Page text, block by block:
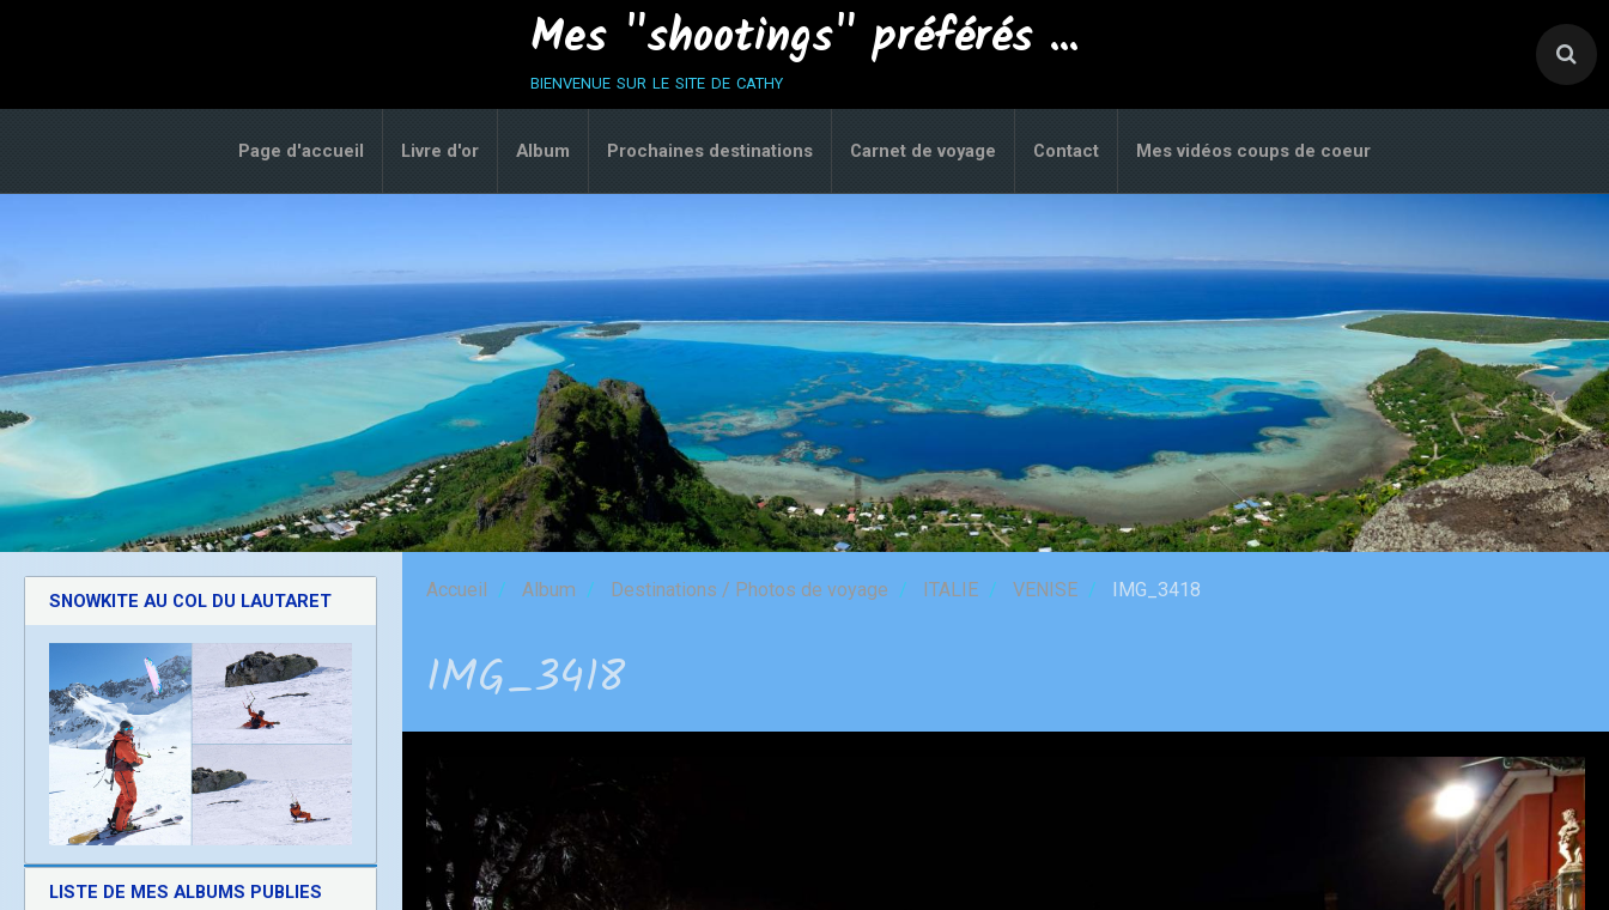
Mes "shootings" préférés ...
bienvenue sur le site de cathy
Page d'accueil Livre d'or Album Prochaines destinations Carnet de voyage Contact Mes vidéos coups de coeur
Accueil Album Destinations / Photos de voyage ITALIE VENISE IMG_3418
IMG_3418
SNOWKITE AU COL DU LAUTARET
LISTE DE MES ALBUMS PUBLIES